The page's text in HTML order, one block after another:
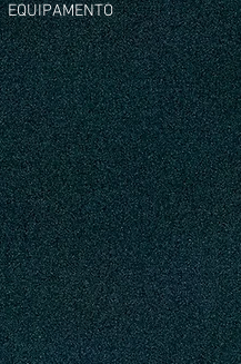
EQUIPAMENTO